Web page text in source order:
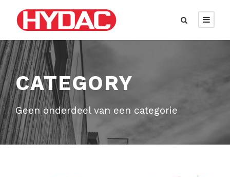
CATEGORY
Geen onderdeel van een categorie